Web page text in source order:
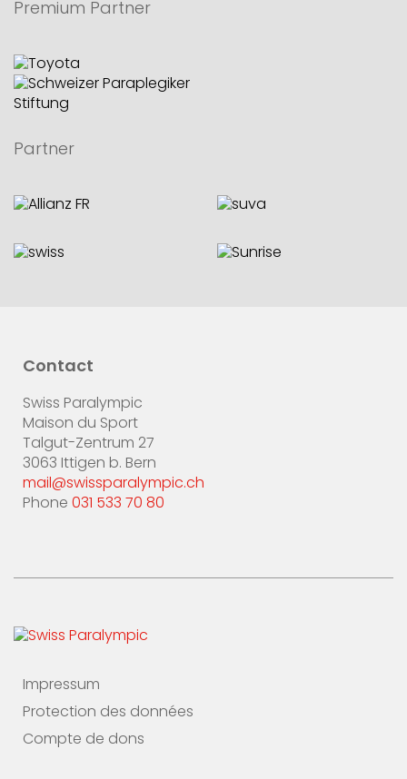
Premium Partner
Partner
Contact
Swiss Paralympic
Maison du Sport
Talgut-Zentrum 27
3063 Ittigen b. Bern
mail@swissparalympic.ch
Phone 031 533 70 80
Impressum
Protection des données
Compte de dons